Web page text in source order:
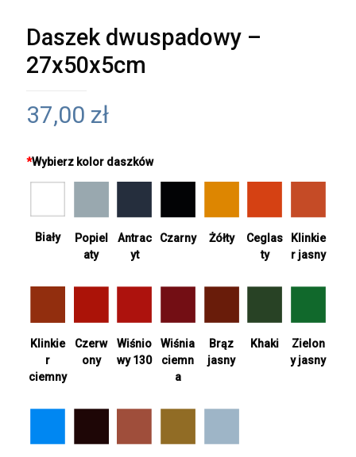
Daszek dwuspadowy –
27x50x5cm
37,00 zł
*Wybierz kolor daszków
Biały
Popiel
aty
Antrac
yt
Czarny Żółty
Ceglas
ty
Klinkie
r jasny
Klinkie
r
ciemny
Czerw
ony
Wiśnio
wy 130
Wiśnia
ciemn
a
Brąz
jasny
Khaki
Zielon
y jasny